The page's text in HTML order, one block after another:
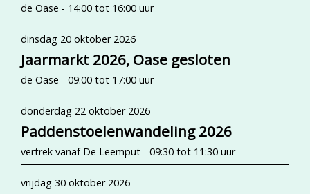
de Oase - 14:00 tot 16:00 uur
dinsdag 20 oktober 2026
Jaarmarkt 2026, Oase gesloten
de Oase - 09:00 tot 17:00 uur
donderdag 22 oktober 2026
Paddenstoelenwandeling 2026
vertrek vanaf De Leemput - 09:30 tot 11:30 uur
vrijdag 30 oktober 2026